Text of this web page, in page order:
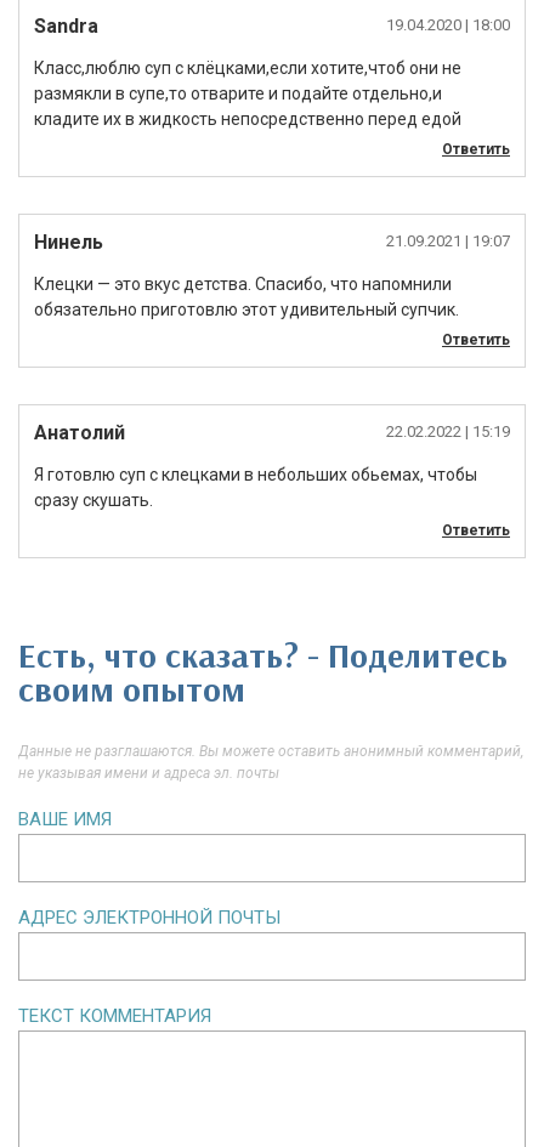
Sandra 19.04.2020 | 18:00
Класс,люблю суп с клёцками,если хотите,чтоб они не
размякли в супе,то отварите и подайте отдельно,и
кладите их в жидкость непосредственно перед едой
Ответить
Нинель 21.09.2021 | 19:07
Клецки — это вкус детства. Спасибо, что напомнили
обязательно приготовлю этот удивительный супчик.
Ответить
Анатолий 22.02.2022 | 15:19
Я готовлю суп с клецками в небольших обьемах, чтобы
сразу скушать.
Ответить
Есть, что сказать? - Поделитесь
своим опытом
Данные не разглашаются. Вы можете оставить анонимный комментарий,
не указывая имени и адреса эл. почты
ВАШЕ ИМЯ
АДРЕС ЭЛЕКТРОННОЙ ПОЧТЫ
ТЕКСТ КОММЕНТАРИЯ